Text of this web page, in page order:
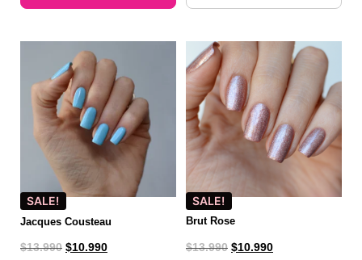
SALE!
Jacques Cousteau
$13.990 $10.990
SALE!
Brut Rose
$13.990 $10.990